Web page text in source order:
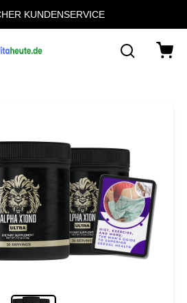
KUNDENSERVICE